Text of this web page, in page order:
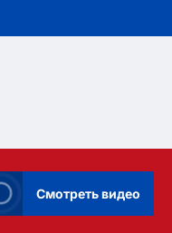
Смотреть видео